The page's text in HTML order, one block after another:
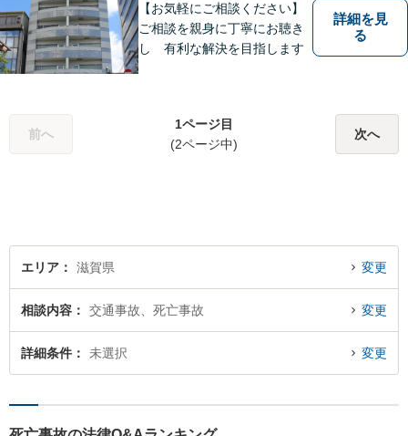
【お気軽にご相談ください】
ご相談を親身に丁寧にお聴き
し 有利な解決を目指します
詳細を見
る
前へ
1ページ目
(2ページ中)
次へ
エリア 滋賀県 変更
相談内容 交通事故、死亡事故 変更
詳細条件 未選択 変更